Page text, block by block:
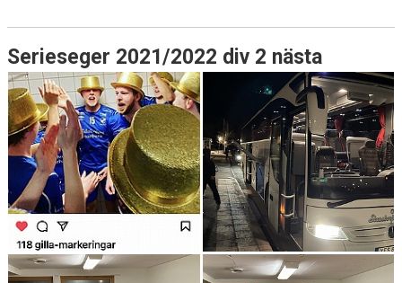
Serieseger 2021/2022 div 2 nästa